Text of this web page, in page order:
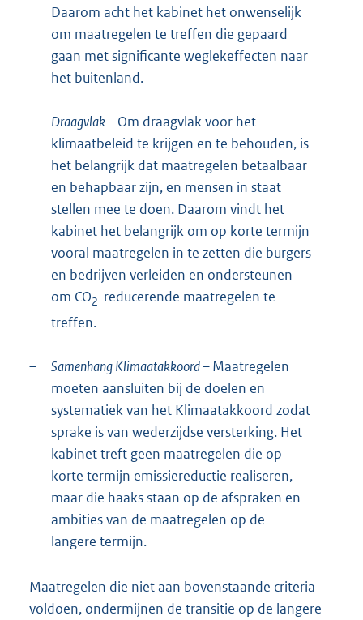
Daarom acht het kabinet het onwenselijk
om maatregelen te treffen die gepaard
gaan met significante weglekeffecten naar
het buitenland.
– Draagvlak –Om draagvlak voor het
klimaatbeleid te krijgen en te behouden, is
het belangrijk dat maatregelen betaalbaar
en behapbaar zijn, en mensen in staat
stellen mee te doen. Daarom vindt het
kabinet het belangrijk om op korte termijn
vooral maatregelen in te zetten die burgers
en bedrijven verleiden en ondersteunen
om CO2-reducerende maatregelen te
treffen.
– Samenhang Klimaatakkoord –Maatregelen
moeten aansluiten bij de doelen en
systematiek van het Klimaatakkoord zodat
sprake is van wederzijdse versterking. Het
kabinet treft geen maatregelen die op
korte termijn emissiereductie realiseren,
maar die haaks staan op de afspraken en
ambities van de maatregelen op de
langere termijn.
Maatregelen die niet aan bovenstaande criteria
voldoen, ondermijnen de transitie op de langere